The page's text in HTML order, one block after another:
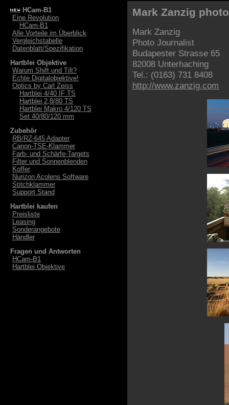
HCam-B1
Eine Revolution
HCam-B1
Alle Vorteile im Überblick
Vergleichstabelle
Datenblatt/Spezifikation
Hartblei Objektive
Warum Shift und Tilt?
Echte Digitalobjektive!
Optics by Carl Zeiss
Hartblei 4/40 IF TS
Hartblei 2,8/80 TS
Hartblei Makro 4/120 TS
Set 40/80/120 mm
Zubehör
RB/RZ-645 Adapter
Canon-TSE-Klammer
Farb- und Schärfe-Targets
Filter und Sonnenblenden
Koffer
Nurizon Acolens Software
Stitchklammer
Support Stand
Hartblei kaufen
Preisliste
Leasing
Sonderangebote
Händler
Fragen und Antworten
HCam-B1
Hartblei Objektive
Mark Zanzig
Mark Zanzig
Photo Journalist
Budapester Strasse 65
82008 Unterhaching
Tel.: (0163) 731 8408
http://www.zanzig.com